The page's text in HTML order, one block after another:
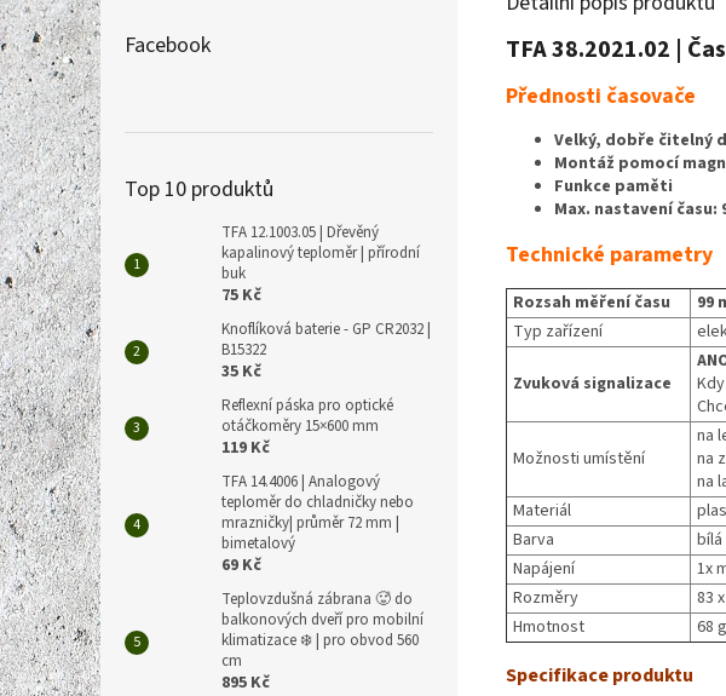
Facebook
Top 10 produktů
TFA 12.1003.05 | Dřevěný
kapalinový teploměr | přírodní
buk
75 Kč
Knoflíková baterie - GP CR2032 |
B15322
35 Kč
Reflexní páska pro optické
otáčkoměry 15×600 mm
119 Kč
TFA 14.4006 | Analogový
teploměr do chladničky nebo
mrazničky| průměr 72 mm |
bimetalový
69 Kč
Teplovzdušná zábrana 🥵 do
balkonových dveří pro mobilní
klimatizace ❄️ | pro obvod 560
cm
895 Kč
TFA 38.2021.02 |
Přednosti časovače
Velký, dobře čitelný
Montáž pomocí
Funkce paměti
Max. nastavení času:
Technické parametry
Rozsah měření času
99
Typ zařízení
Zvuková signalizace
Možnosti umístění
na
na
na
Materiál
Barva
bílá
Napájení
1x
Rozměry
83
Hmotnost
68 g
Specifikace produktu